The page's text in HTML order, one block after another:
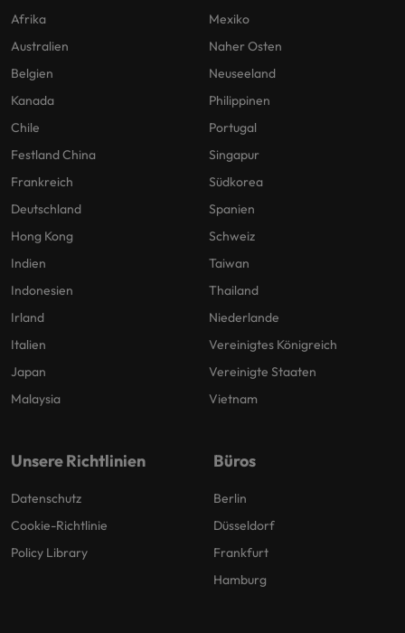
Afrika
Australien
Belgien
Kanada
Chile
Festland China
Frankreich
Deutschland
Hong Kong
Indien
Indonesien
Irland
Italien
Japan
Malaysia
Mexiko
Naher Osten
Neuseeland
Philippinen
Portugal
Singapur
Südkorea
Spanien
Schweiz
Taiwan
Thailand
Niederlande
Vereinigtes Königreich
Vereinigte Staaten
Vietnam
Unsere Richtlinien
Datenschutz
Cookie-Richtlinie
Policy Library
Büros
Berlin
Düsseldorf
Frankfurt
Hamburg